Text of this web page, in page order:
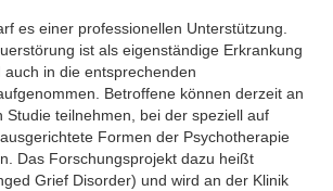
es einer professionellen Unterstützung.
ist als eigenständige Erkrankung
in die entsprechenden
Betroffene können derzeit an
Studie teilnehmen, bei der speziell auf
Formen der Psychotherapie
Das Forschungsprojekt dazu heißt
Grief Disorder) und wird an der Klinik